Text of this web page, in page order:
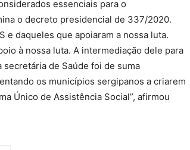
essenciais para o
o decreto presidencial de 337/2020.
e daqueles que apoiaram a nossa luta.
à nossa luta. A intermediação dele para
de Saúde foi de suma
os municípios sergipanos a criarem
Único de Assistência Social”, afirmou